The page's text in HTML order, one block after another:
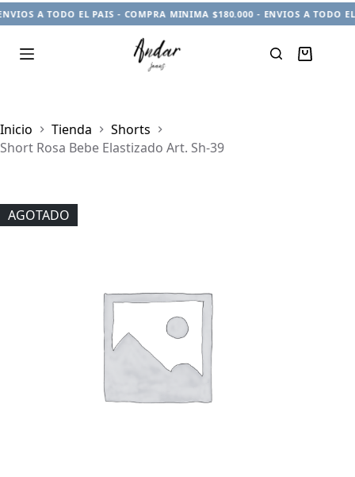
A TODO EL PAIS - COMPRA MINIMA $180.000 - ENVIOS A TODO
Carro
Inicio
Tienda
Shorts
Short Rosa Bebe Elastizado Art. Sh-39
AGOTADO